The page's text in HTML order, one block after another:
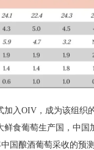
入OIV，成为该组织
食葡萄生产国，中
国酿酒葡萄采收的预